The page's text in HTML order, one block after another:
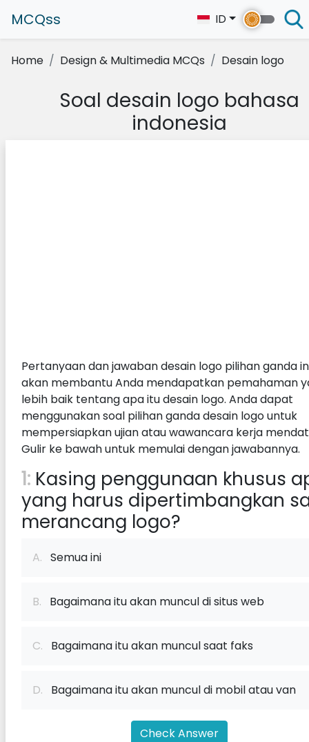
MCQss ID
Home Design & Multimedia MCQs Desain logo
Soal desain logo bahasa
indonesia
Pertanyaan dan jawaban desain logo pilihan ganda
akan membantu Anda mendapatkan pemahaman
lebih baik tentang apa itu desain logo. Anda dapat
menggunakan soal pilihan ganda desain logo untuk
mempersiapkan ujian atau wawancara kerja
Gulir ke bawah untuk memulai dengan jawabannya.
1: Kasing penggunaan khusus
yang harus dipertimbangkan
merancang logo?
A. Semua ini
B. Bagaimana itu akan muncul di situs web
C. Bagaimana itu akan muncul saat faks
D. Bagaimana itu akan muncul di mobil atau van
Check Answer